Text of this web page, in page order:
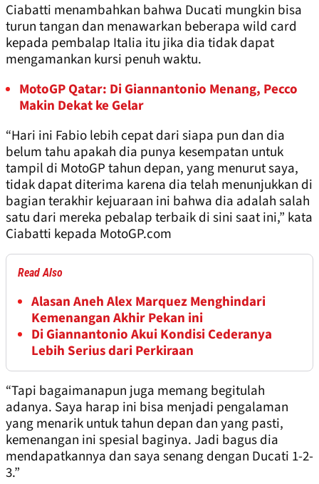
Ciabatti menambahkan bahwa Ducati mungkin bisa
turun tangan dan menawarkan beberapa wild card
kepada pembalap Italia itu jika dia tidak dapat
mengamankan kursi penuh waktu.
MotoGP Qatar: Di Giannantonio Menang, Pecco
Makin Dekat ke Gelar
“Hari ini Fabio lebih cepat dari siapa pun dan dia
belum tahu apakah dia punya kesempatan untuk
tampil di MotoGP tahun depan, yang menurut saya,
tidak dapat diterima karena dia telah menunjukkan di
bagian terakhir kejuaraan ini bahwa dia adalah salah
satu dari mereka pebalap terbaik di sini saat ini,” kata
Ciabatti kepada MotoGP.com
Read Also
Alasan Aneh Alex Marquez Menghindari
Kemenangan Akhir Pekan ini
Di Giannantonio Akui Kondisi Cederanya
Lebih Serius dari Perkiraan
“Tapi bagaimanapun juga memang begitulah
adanya. Saya harap ini bisa menjadi pengalaman
yang menarik untuk tahun depan dan yang pasti,
kemenangan ini spesial baginya. Jadi bagus dia
mendapatkannya dan saya senang dengan Ducati 1-2-
3.”